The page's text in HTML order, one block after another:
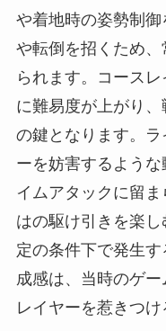
や着地時の姿勢制
や転倒を招くため
られます。コース
に難易度が上がり
の鍵となります。
ーを妨害するよう
イムアタックに留
はの駆け引きを楽
定の条件下で発生
成感は、当時のゲ
レイヤーを惹きつけ